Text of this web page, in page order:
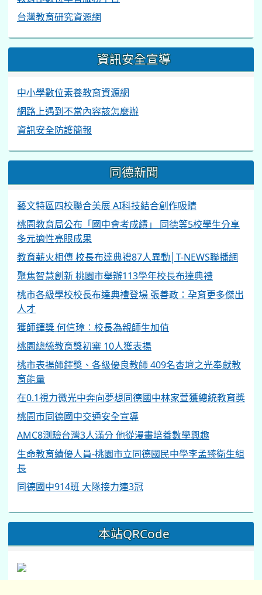
桃園教育局公布「國中會考成績」 同德等5校學生分享
多元適性亮眼成果
教育薪火相傳 校長布達典禮87人異動│T-NEWS聯播網
聚焦智慧創新 桃園市舉辦113學年校長布達典禮
桃市各級學校校長布達典禮登場 張善政：孕育更多傑出
人才
獲師鐸獎 何信璋︰校長為親師生加值
桃市表揚師鐸獎、各級優良教師 409名杏壇之光奉獻教
桃園市同德國中交通安全宣導
AMC8測驗台灣3人滿分 他從漫畫培養數學興趣
生命教育績優人員-桃園市立同德國民中學李孟臻衛生組
長
同德國中914班 大隊接力連3冠
本站QRCode
桃園市立同德國中 地址：桃園市桃園區南平路487
號 [Google Map 地圖指南]
電話：03-2628955
傳真：03-2628959 網站維護：資訊組